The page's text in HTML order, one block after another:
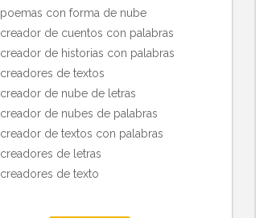
poemas con forma de nube
creador de cuentos con palabras
creador de historias con palabras
creadores de textos
creador de nube de letras
creador de nubes de palabras
creador de textos con palabras
creadores de letras
creadores de texto